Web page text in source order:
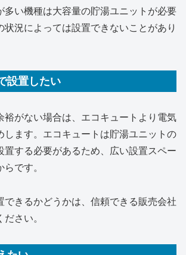
多い機種は大容量の貯湯ユニットが必要
状況によっては設置できないことがあり
設置したい
裕がない場合は、エコキュートより電気
します。エコキュートは貯湯ユニットの
置する必要があるため、広い設置スペー
です。
できるかどうかは、信頼できる販売会社
さい。